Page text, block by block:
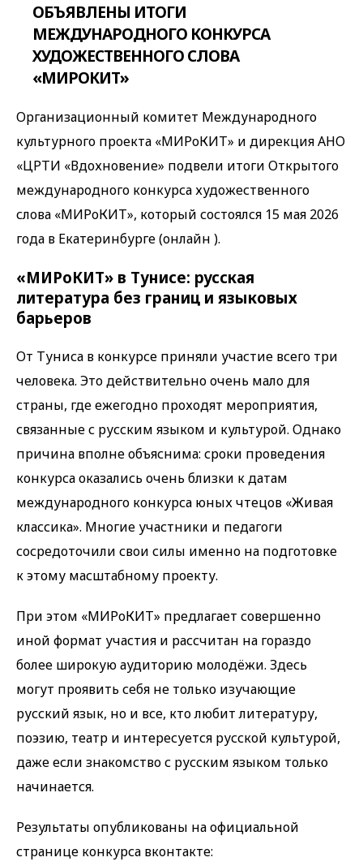
ОБЪЯВЛЕНЫ ИТОГИ
МЕЖДУНАРОДНОГО КОНКУРСА
ХУДОЖЕСТВЕННОГО СЛОВА
«МИРОКИТ»
Организационный комитет Международного
культурного проекта «МИРоКИТ» и дирекция АНО
«ЦРТИ «Вдохновение» подвели итоги Открытого
международного конкурса художественного
слова «МИРоКИТ», который состоялся 15 мая 2026
года в Екатеринбурге (онлайн ).
«МИРоКИТ» в Тунисе: русская
литература без границ и языковых
барьеров
От Туниса в конкурсе приняли участие всего три
человека. Это действительно очень мало для
страны, где ежегодно проходят мероприятия,
связанные с русским языком и культурой. Однако
причина вполне объяснима: сроки проведения
конкурса оказались очень близки к датам
международного конкурса юных чтецов «Живая
классика». Многие участники и педагоги
сосредоточили свои силы именно на подготовке
к этому масштабному проекту.
При этом «МИРоКИТ» предлагает совершенно
иной формат участия и рассчитан на гораздо
более широкую аудиторию молодёжи. Здесь
могут проявить себя не только изучающие
русский язык, но и все, кто любит литературу,
поэзию, театр и интересуется русской культурой,
даже если знакомство с русским языком только
начинается.
Результаты опубликованы на официальной
странице конкурса вконтакте: